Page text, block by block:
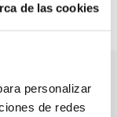
de las cookies
personalizar
de redes